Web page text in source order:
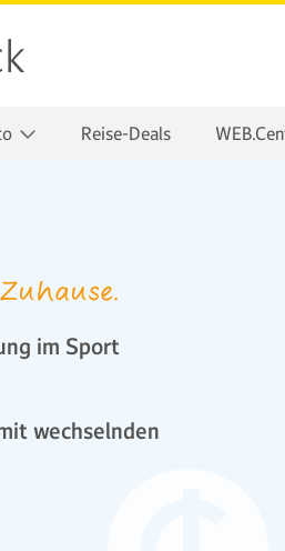
Reise-Deals
im Sport
wechselnden